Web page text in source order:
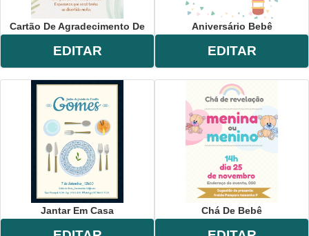
Cartão De Agradecimento De
EDITAR
Aniversário Bebê
EDITAR
Jantar Em Casa Chá De Bebê